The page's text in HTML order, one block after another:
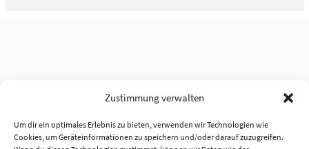
Zustimmung verwalten
Um dir ein optimales Erlebnis zu bieten, verwenden wir Technologien wie
Cookies, um Geräteinformationen zu speichern und/oder darauf zuzugreifen.